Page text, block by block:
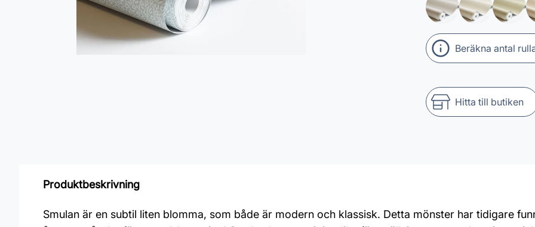
Beräkna antal
Hitta till butiken
Produktbeskrivning
Smulan är en subtil liten blomma, som både är modern och klassisk. Detta mönster har tidigare